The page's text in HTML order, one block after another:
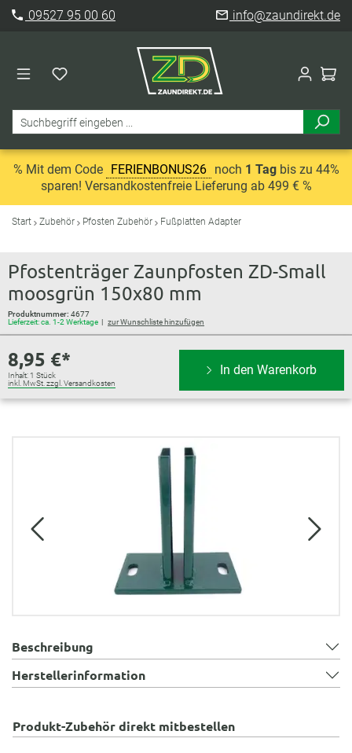
09527 95 00 60 info@zaundirekt.de
% Mit dem Code FERIENBONUS26 noch 1 Tagbis zu 44%
sparen! Versandkostenfreie Lieferung ab 499 € %
Start Zubehör Pfosten Zubehör Fußplatten Adapter
Pfostenträger Zaunpfosten ZD-Small
moosgrün 150x80 mm
Produktnummer: 4677
Lieferzeit: ca. 1-2 Werktage
zur Wunschliste hinzufügen
8,95 €*
Inhalt: 1 Stück
inkl. MwSt. zzgl. Versandkosten
In den Warenkorb
Beschreibung
Herstellerinformation
Produkt-Zubehör direkt mitbestellen